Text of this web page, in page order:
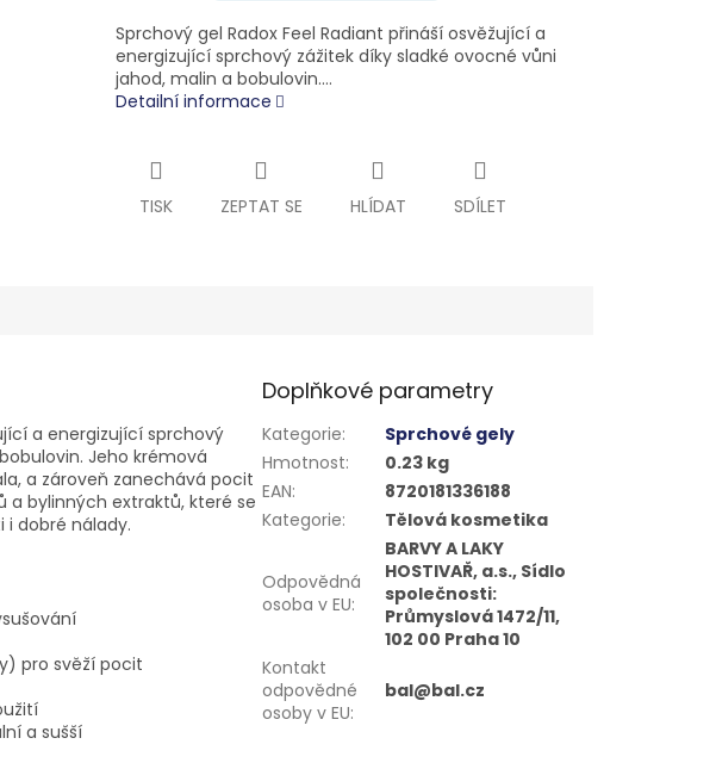
Sprchový gel Radox Feel Radiant přináší osvěžující a
energizující sprchový zážitek díky sladké ovocné vůni
jahod, malin a bobulovin.…
Detailní informace
TISK ZEPTAT SE HLÍDAT SDÍLET
a energizující sprchový
Jeho krémová
a zároveň zanechává pocit
a bylinných extraktů, které se
dobré nálady.
pro svěží pocit
a sušší
Doplňkové parametry
Kategorie:
Sprchové gely
Hmotnost:
0.23 kg
EAN:
8720181336188
Kategorie: Tělová kosmetika
Odpovědná
osoba v EU:
BARVY A LAKY
HOSTIVAŘ, a.s., Sídlo
společnosti:
Průmyslová 1472/11,
102 00 Praha 10
Kontakt
odpovědné
osoby v EU:
bal@bal.cz